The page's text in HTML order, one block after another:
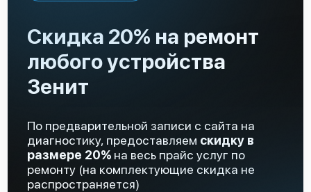
Скидка 20% на ремонт
любого устройства
Зенит
По предварительной записи с сайта на
диагностику, предоставляем скидку в
размере 20% на весь прайс услуг по
ремонту (на комплектующие скидка не
распространяется)